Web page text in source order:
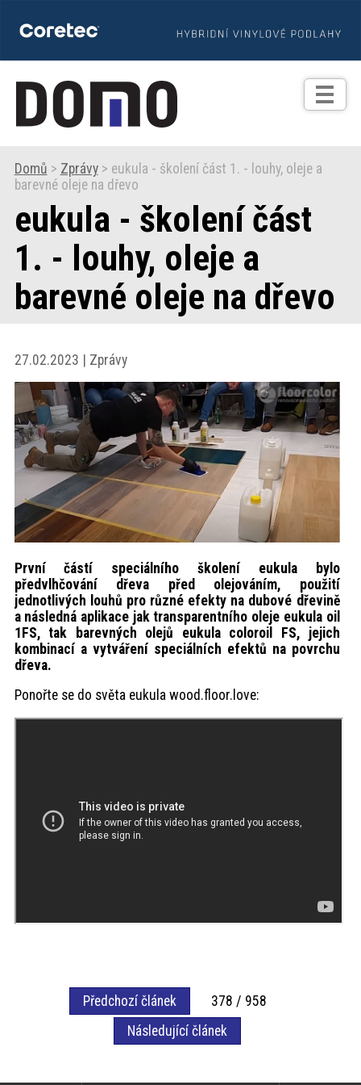
TIPY
Zprávy
Praxe
Fotogalerie
Produkty
Prodejní
ProfiMag
Kontakt
Domů > Zprávy> eukula - školení část 1. - louhy, oleje a
barevné oleje na dřevo
eukula - školení část
1. - louhy, oleje a
barevné oleje na dřevo
27.02.2023 | Zprávy
První částí speciálního školení eukula bylo
předvlhčování dřeva před olejováním, použití
jednotlivých louhů pro různé efekty na dubové dřevině
a následná aplikace jak transparentního oleje eukula oil
1FS, tak barevných olejů eukula coloroil FS, jejich
kombinací a vytváření speciálních efektů na povrchu
dřeva.
Ponořte se do světa eukula wood.floor.love:
Předchozí článek
378 / 958
Následující článek